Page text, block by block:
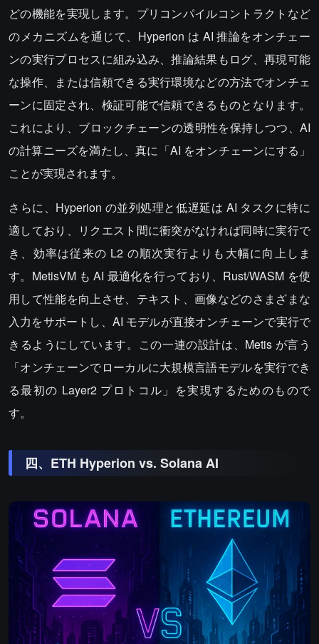
どの機能を実現します。プリコンパイルコントラクトなど
のメカニズムを通じて、Hyperion は AI 推論をオンチェー
ンの実行プロセスに組み込み、推論結果もログ、再現可能
な操作、または信頼できる実行環境などの方法でオンチェ
ーンに固定され、検証可能で信頼できるものとなります。
これにより、ブロックチェーンの透明性を保持しつつ、AI
の計算ニーズを満たし、真に「AI をオンチェーンにする」
ことが実現されます。
さらに、Hyperion の並列処理と低遅延は AI タスクに特に
適しており、リクエスト間に衝突がなければ同時に実行で
き、効率は従来の L2 の順次実行よりも大幅に向上しま
す。MetisVM も AI 最適化を行っており、Rust/WASM を使
用して性能を向上させ、テキスト、画像などのさまざまな
入力をサポートし、AI モデルが直接オンチェーンで実行で
きるようにしています。この一連の設計は、Metis が言う
「オンチェーンでローカルに大規模言語モデルを実行でき
る最初の Layer2 プロトコル」を実現するためのもので
す。
四、ETH Hyperion vs. Solana AI